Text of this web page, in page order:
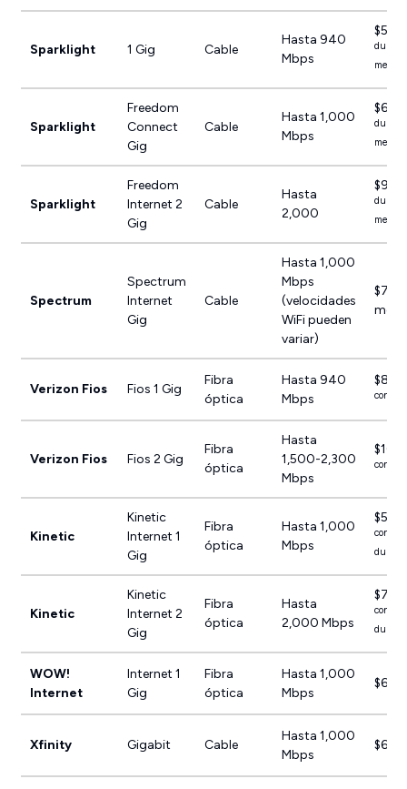
Sparklight 1 Gig Cable
Hasta 940
Mbps
meses
Sparklight
Freedom
Connect
Gig
Cable
Hasta 1,000
Mbps
meses
Sparklight
Freedom
Internet 2
Gig
Cable
Hasta
2,000
meses
Spectrum
Spectrum
Internet
Gig
Cable
Hasta 1,000
Mbps
(velocidades
WiFi pueden
variar)
$70/
Verizon Fios Fios 1 Gig
Fibra
óptica
Hasta 940
Mbps
con
Verizon Fios Fios 2 Gig
Fibra
óptica
Hasta
1,500-2,300
Mbps
con
Kinetic
Kinetic
Internet 1
Gig
Fibra
óptica
Hasta 1,000
Mbps
con
Kinetic
Kinetic
Internet 2
Gig
Fibra
óptica
Hasta
2,000 Mbps
con
WOW!
Internet
Internet 1
Gig
Fibra
óptica
Hasta 1,000
Mbps
Xfinity Gigabit Cable
Hasta 1,000
Mbps